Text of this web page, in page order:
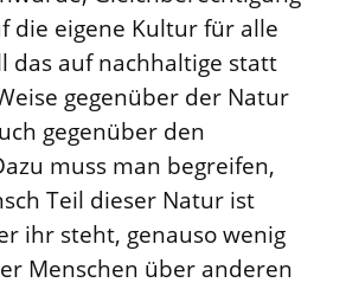
die eigene Kultur für alle
das auf nachhaltige statt
gegenüber der Natur
gegenüber den
muss man begreifen,
Teil dieser Natur ist
ihr steht, genauso wenig
Menschen über anderen